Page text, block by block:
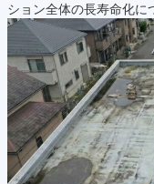
ション全体の長寿命化に